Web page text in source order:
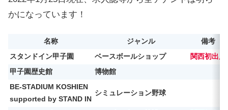
かになっています！
名称 ジャンル
備考
スタンドイン甲子園
ベースボールショップ
関西初出店
甲子園歴史館
博物館
BE-STADIUM KOSHIEN
supported by STAND IN
シミュレーション野球